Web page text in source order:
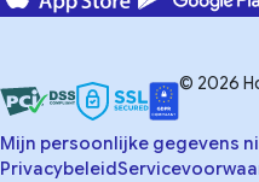
© 2026
Mijn persoonlijke gegevens
Privacybeleid